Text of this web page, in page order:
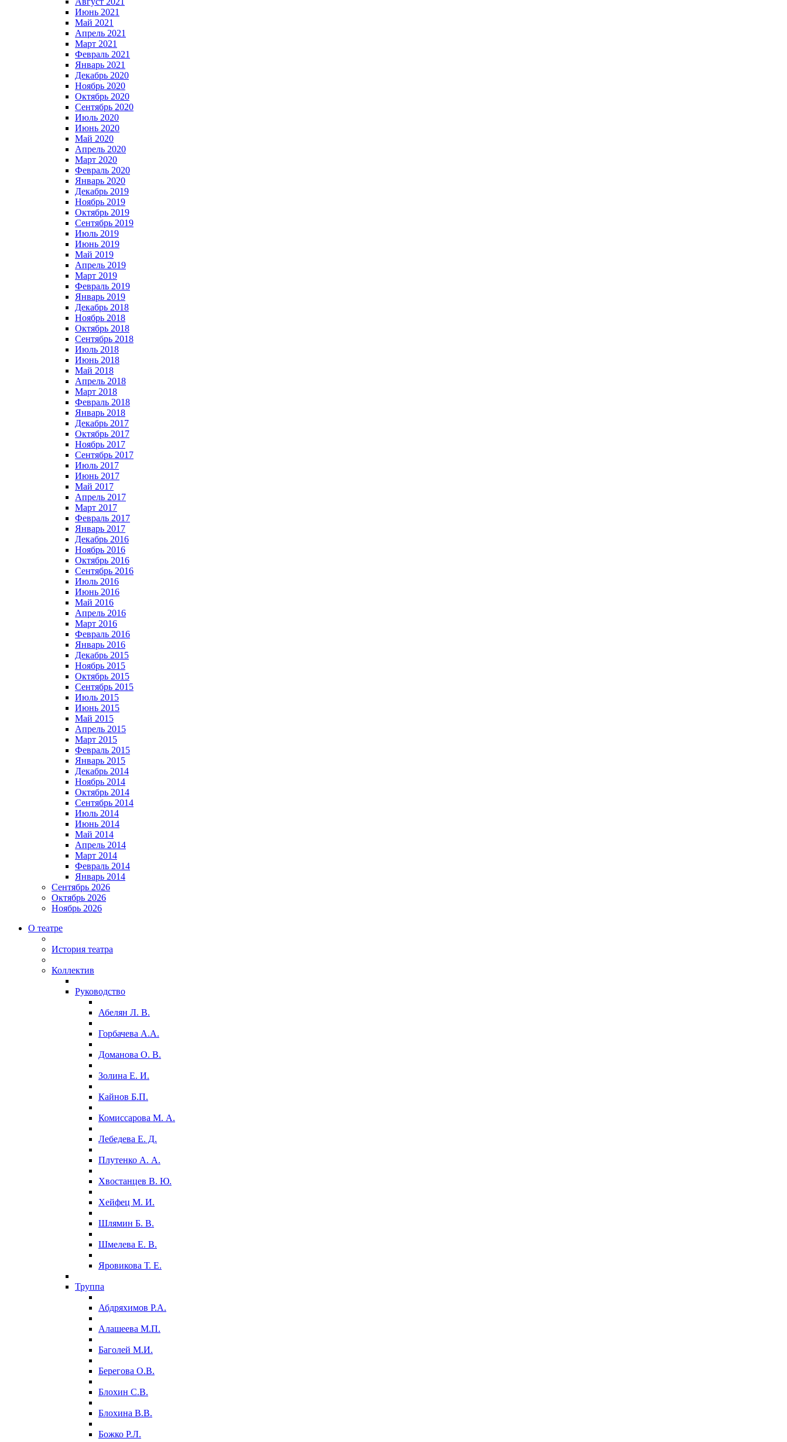
Июнь 2021
Май 2021
Апрель 2021
Март 2021
Февраль 2021
Январь 2021
Декабрь 2020
Ноябрь 2020
Октябрь 2020
Сентябрь 2020
Июль 2020
Июнь 2020
Май 2020
Апрель 2020
Март 2020
Февраль 2020
Январь 2020
Декабрь 2019
Ноябрь 2019
Октябрь 2019
Сентябрь 2019
Июль 2019
Июнь 2019
Май 2019
Апрель 2019
Март 2019
Февраль 2019
Январь 2019
Декабрь 2018
Ноябрь 2018
Октябрь 2018
Сентябрь 2018
Июль 2018
Июнь 2018
Май 2018
Апрель 2018
Март 2018
Февраль 2018
Январь 2018
Декабрь 2017
Октябрь 2017
Ноябрь 2017
Сентябрь 2017
Июль 2017
Июнь 2017
Май 2017
Апрель 2017
Март 2017
Февраль 2017
Январь 2017
Декабрь 2016
Ноябрь 2016
Октябрь 2016
Сентябрь 2016
Июль 2016
Июнь 2016
Май 2016
Апрель 2016
Март 2016
Февраль 2016
Январь 2016
Декабрь 2015
Ноябрь 2015
Октябрь 2015
Сентябрь 2015
Июль 2015
Июнь 2015
Май 2015
Апрель 2015
Март 2015
Февраль 2015
Январь 2015
Декабрь 2014
Ноябрь 2014
Октябрь 2014
Сентябрь 2014
Июль 2014
Июнь 2014
Май 2014
Апрель 2014
Март 2014
Февраль 2014
Январь 2014
Сентябрь 2026
Октябрь 2026
Ноябрь 2026
О театре
История театра
Коллектив
Руководство
Абелян Л. В.
Горбачева А.А.
Доманова О. В.
Золина Е. И.
Кайнов Б.П.
Комиссарова М. А.
Лебедева Е. Д.
Плутенко А. А.
Хвостанцев В. Ю.
Хейфец М. И.
Шлямин Б. В.
Шмелева Е. В.
Яровикова Т. Е.
Труппа
Абдряхимов Р.А.
Алашеева М.П.
Баголей М.И.
Берегова О.В.
Блохин С.В.
Блохина В.В.
Божко Р.Л.